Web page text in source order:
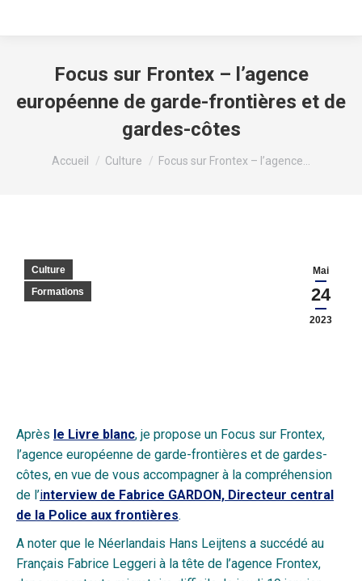
Focus sur Frontex – l’agence
européenne de garde-frontières et de
gardes-côtes
Vous êtes ici :
Accueil Culture Focus sur Frontex – l’agence…
Mai
24
2023
Culture
Formations
Après le Livre blanc, je propose un Focus sur Frontex,
l’agence européenne de garde-frontières et de gardes-
côtes, en vue de vous accompagner à la compréhension
de l’interview de Fabrice GARDON, Directeur central
de la Police aux frontières.
A noter que le Néerlandais Hans Leijtens a succédé au
Français Fabrice Leggeri à la tête de l’agence Frontex,